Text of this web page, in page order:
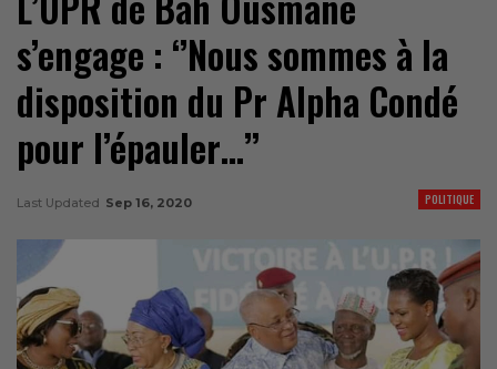
s’engage : ‘’Nous sommes à la
disposition du Pr Alpha Condé
pour l’épauler…’’
POLITIQUE
Last Updated Sep 16, 2020